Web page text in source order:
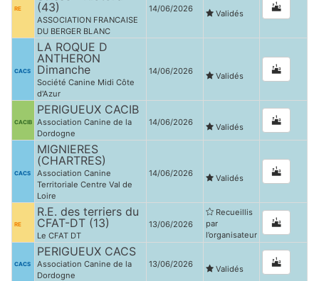
RE
(43)
ASSOCIATION FRANCAISE
DU BERGER BLANC
14/06/2026 Validés
CACS
LA ROQUE D
ANTHERON
Dimanche
Société Canine Midi Côte
d'Azur
14/06/2026 Validés
CACIB
PERIGUEUX CACIB
Association Canine de la
Dordogne
14/06/2026 Validés
CACS
MIGNIERES
(CHARTRES)
Association Canine
Territoriale Centre Val de
Loire
14/06/2026 Validés
RE
R.E. des terriers du
CFAT-DT (13)
Le CFAT DT
13/06/2026
Recueillis
par
l’organisateur
CACS
PERIGUEUX CACS
Association Canine de la
Dordogne
13/06/2026 Validés